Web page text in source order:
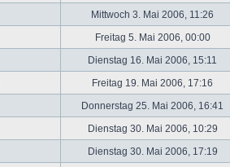
Mittwoch 3. Mai 2006, 11:26
Freitag 5. Mai 2006, 00:00
Dienstag 16. Mai 2006, 15:11
Freitag 19. Mai 2006, 17:16
Donnerstag 25. Mai 2006, 16:41
Dienstag 30. Mai 2006, 10:29
Dienstag 30. Mai 2006, 17:19